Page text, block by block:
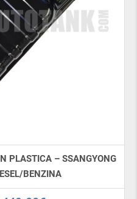
PLASTICA – SSANGYONG
BENZINA